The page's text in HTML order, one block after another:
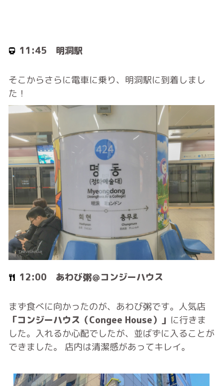
11:45 明洞駅
そこからさらに電車に乗り、明洞駅に到着しまし
た！
12:00 あわび粥＠コンジーハウス
まず食べに向かったのが、あわび粥です。人気店
「コンジーハウス（Congee House）」 に行きま
した。入れるか心配でしたが、並ばずに入ることが
できました。 店内は清潔感があってキレイ。